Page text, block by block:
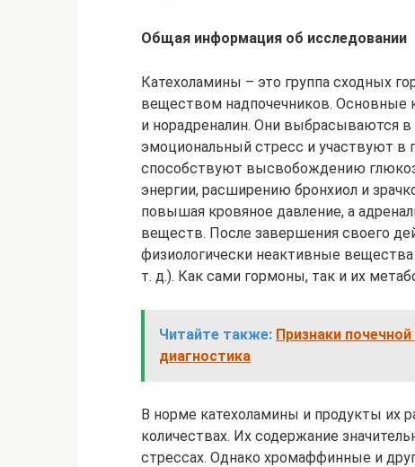
Общая информация об исследовании
Катехоламины – это группа сходных
веществом надпочечников. Основные
и норадреналин. Они выбрасываются
эмоциональный стресс и участвуют в
способствуют высвобождению
энергии, расширению бронхиол и
повышая кровяное давление, а
веществ. После завершения своего
физиологически неактивные
т. д.). Как сами гормоны, так и их
Читайте также: Признаки
диагностика
В норме катехоламины и продукты их
количествах. Их содержание
стрессах. Однако хромаффинные и